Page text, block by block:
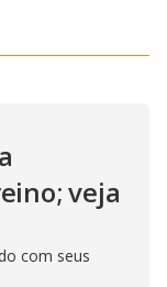
veja
com seus